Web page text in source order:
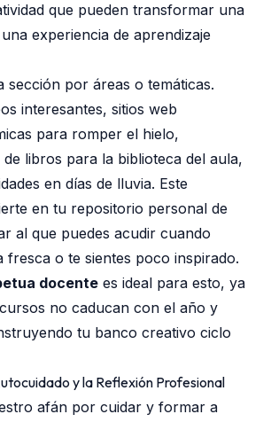
que pueden transformar una
experiencia de aprendizaje
sección por áreas o temáticas.
interesantes, sitios web
para romper el hielo,
libros para la biblioteca del aula,
en días de lluvia. Este
en tu repositorio personal de
al que puedes acudir cuando
fresca o te sientes poco inspirado.
docente es ideal para esto, ya
no caducan con el año y
tu banco creativo ciclo
y la Reflexión Profesional
afán por cuidar y formar a